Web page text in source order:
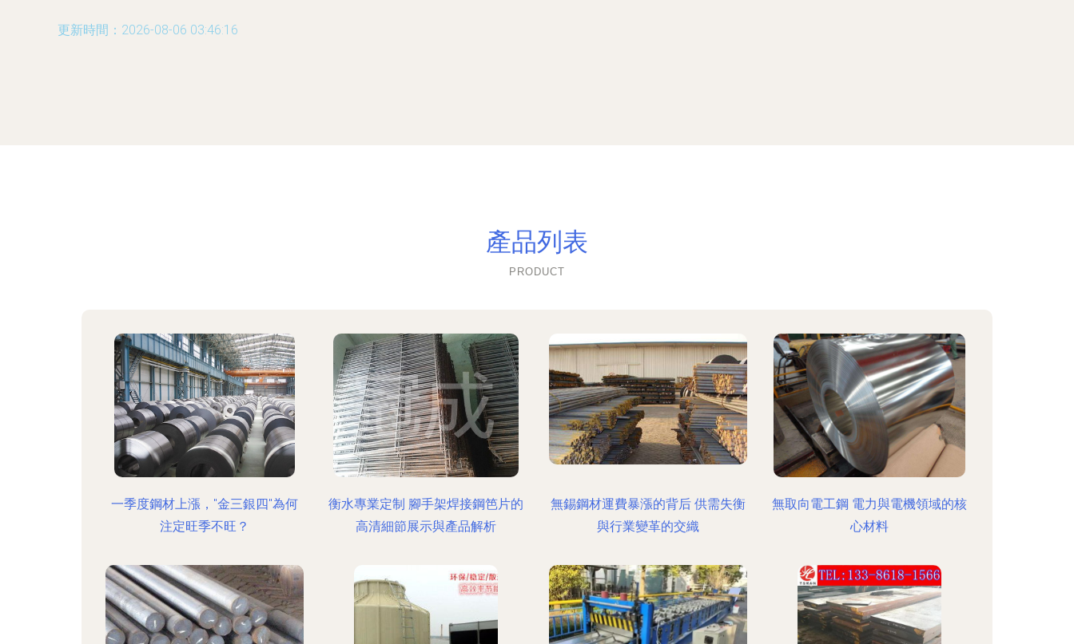
更新時間：2026-08-06 03:46:16
產品列表
PRODUCT
一季度鋼材上漲，"金三銀四"為何
注定旺季不旺？
衡水專業定制 腳手架焊接鋼笆片的
高清細節展示與產品解析
無錫鋼材運費暴漲的背后 供需失衡
與行業變革的交織
無取向電工鋼 電力與電機領域的核
心材料